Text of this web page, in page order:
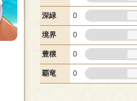
深緑 0
境界 0
豊穣 0
覇竜 0